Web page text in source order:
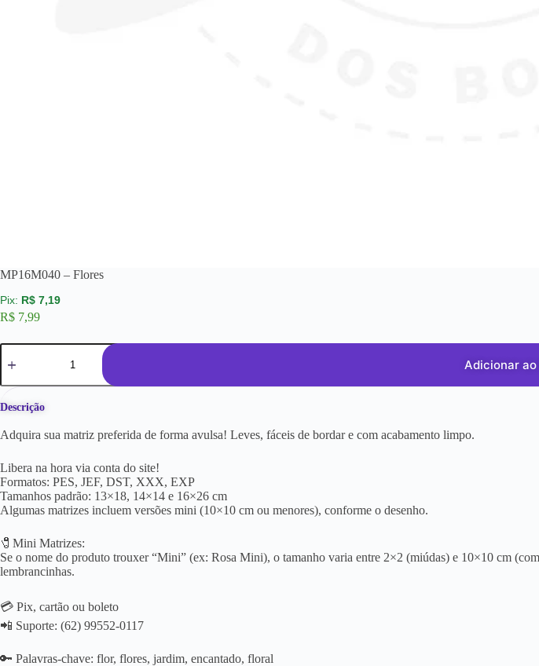
MP16M040 – Flores
R$ 7,19
R$ 7,99
Adicionar
Descrição
Adquira sua matriz preferida de forma avulsa! Leves, fáceis de bordar e com acabamento limpo.
Libera na hora via conta do site!
Formatos: PES, JEF, DST, XXX, EXP
Tamanhos padrão: 13×18, 14×14 e 16×26 cm
Algumas matrizes incluem versões mini (10×10 cm ou menores), conforme o desenho.
🧷Mini Matrizes:
Se o nome do produto trouxer “Mini” (ex: Rosa Mini), o tamanho varia entre 2×2 (miúdas) e 10×10 cm
lembrancinhas.
💳 Pix, cartão ou boleto
📲 Suporte: (62) 99552-0117
🔑 Palavras-chave: flor, flores, jardim, encantado, floral